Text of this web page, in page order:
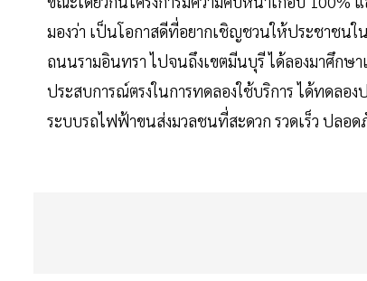
มองว่า เป็นโอกาสดีที่อยากเชิญชวนให้ประชาช
ถนนรามอินทรา ไปจนถึงเขตมีนบุรี ได้ลองมาศึกษ
ประสบการณ์ตรงในการทดลองใช้บริการ ได้ทดลอ
ระบบรถไฟฟ้าขนส่งมวลชนที่สะดวก รวดเร็ว ปลอ